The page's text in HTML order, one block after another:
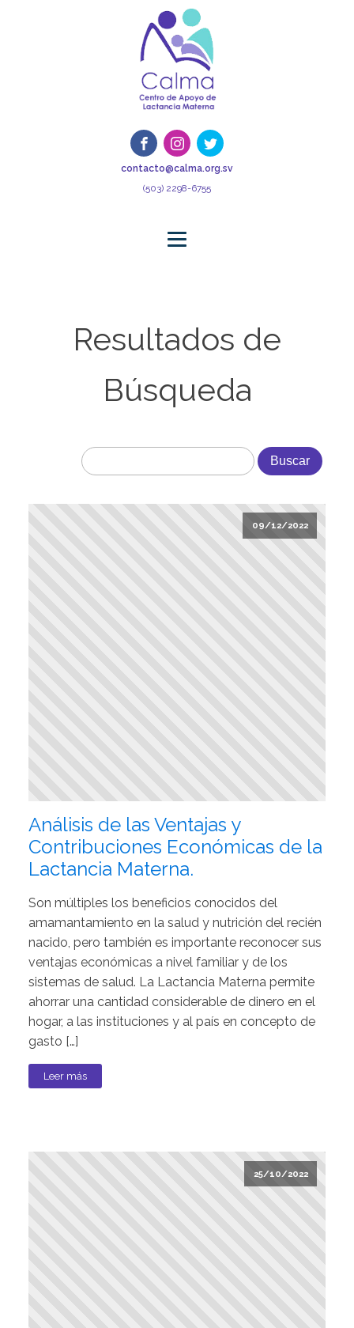
contacto@calma.org.sv
(503) 2298-6755
Resultados de
Búsqueda
09/12/2022
Análisis de las Ventajas y
Contribuciones Económicas de la
Lactancia Materna.
Son múltiples los beneficios conocidos del
amamantamiento en la salud y nutrición del recién
nacido, pero también es importante reconocer sus
ventajas económicas a nivel familiar y de los
sistemas de salud. La Lactancia Materna permite
ahorrar una cantidad considerable de dinero en el
hogar, a las instituciones y al país en concepto de
gasto […]
Leer más
25/10/2022